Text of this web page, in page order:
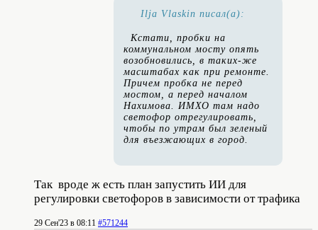
Ilja Vlaskin писал(а):
Кстати, пробки на
коммунальном мосту опять
возобновились, в таких-же
масштабах как при ремонте.
Причем пробка не перед
мостом, а перед началом
Нахимова. ИМХО там надо
светофор отрегулировать,
чтобы по утрам был зеленый
для въезжающих в город.
Так вроде ж есть план запустить ИИ для
регулировки светофоров в зависимости от трафика
29 Сен'23 в 08:11 #571244